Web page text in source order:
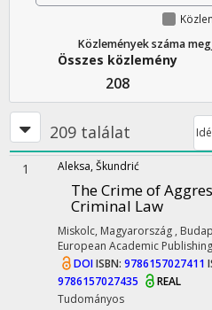
Közlemények száma
Összes közlemény
208
209 találat
1 Aleksa, Škundrić
The Crime of
Criminal Law
Miskolc, Magyarország ,
European Academic Publishing
DOIISBN: 9786157027411
9786157027435
REAL
Tudományos